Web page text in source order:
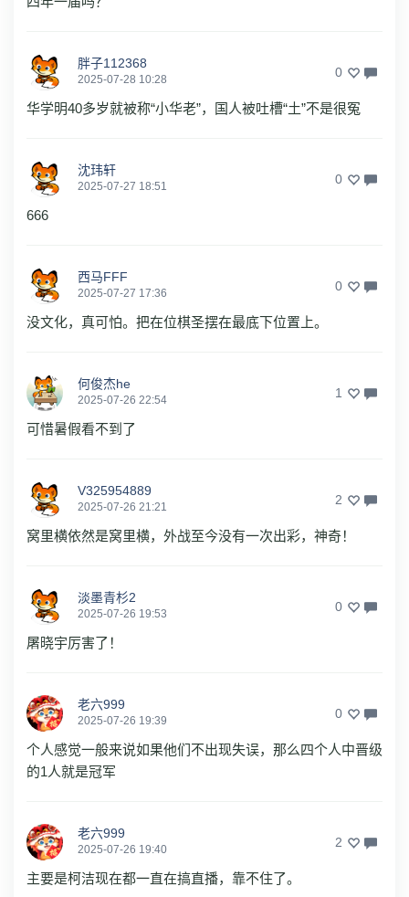
胖子112368
2025-07-28 10:28 0
华学明40多岁就被称“小华老”，国人被吐槽“土”不是很冤
沈玮轩
2025-07-27 18:51 0
666
西马FFF
2025-07-27 17:36 0
没文化，真可怕。把在位棋圣摆在最底下位置上。
何俊杰he
2025-07-26 22:54 1
可惜暑假看不到了
V325954889
2025-07-26 21:21 2
窝里横依然是窝里横，外战至今没有一次出彩，神奇！
淡墨青杉2
2025-07-26 19:53 0
屠晓宇厉害了！
老六999
2025-07-26 19:39 0
个人感觉一般来说如果他们不出现失误，那么四个人中晋级
的1人就是冠军
老六999
2025-07-26 19:40 2
主要是柯洁现在都一直在搞直播，靠不住了。